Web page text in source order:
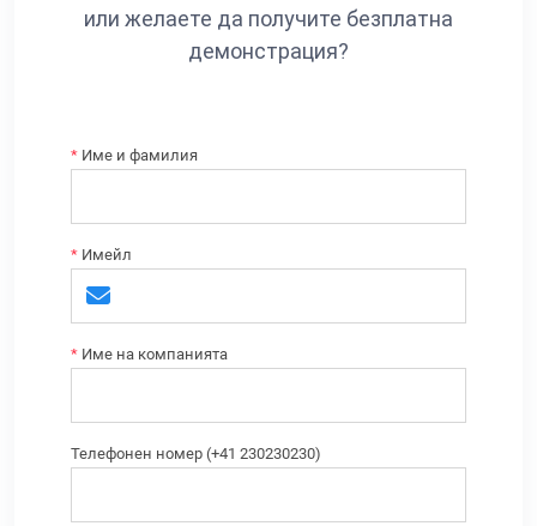
или желаете да получите безплатна
демонстрация?